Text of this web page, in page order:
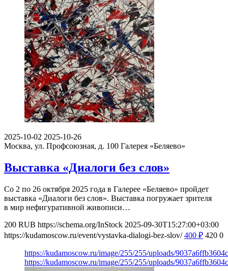
2025-10-02 2025-10-26
Москва, ул. Профсоюзная, д. 100 Галерея «Беляево»
Выставка «Диалоги без слов»
Со 2 по 26 октября 2025 года в Галерее «Беляево» пройдет
выставка «Диалоги без слов». Выставка погружает зрителя
в мир нефигуративной живописи…
200 RUB https://schema.org/InStock 2025-09-30T15:27:00+03:00
https://kudamoscow.ru/event/vystavka-dialogi-bez-slov/ 400 ₽ 420 0
https://kudamoscow.ru/image/255/255/uploads/
https://kudamoscow.ru/image/255/255/uploads/